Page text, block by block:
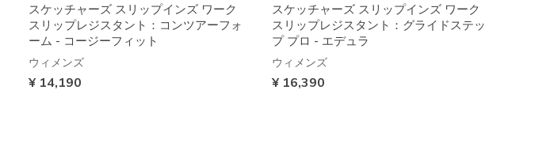
スケッチャーズ スリップインズ ワーク
スリップレジスタント：コンツアーフォ
ーム - コージーフィット
ウィメンズ
¥ 14,190
スケッチャーズ スリップインズ ワーク
スリップレジスタント：グライドステッ
プ プロ - エデュラ
ウィメンズ
¥ 16,390